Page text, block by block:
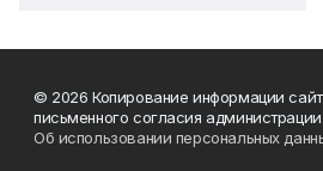
© 2026 Копирование информации
письменного согласия администрации.
Об использовании персональных